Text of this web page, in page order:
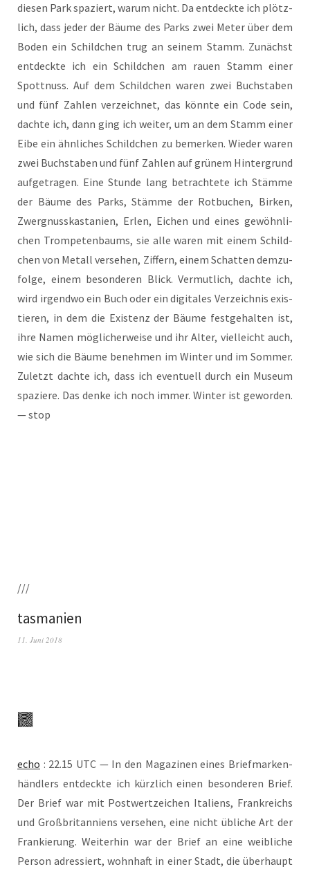
die­sen Park spa­ziert, war­um nicht. Da ent­deck­te ich plötz­
lich, dass jeder der Bäu­me des Parks zwei Meter über dem
Boden ein Schild­chen trug an sei­nem Stamm. Zunächst
ent­deck­te ich ein Schild­chen am rau­en Stamm einer
Spott­nuss. Auf dem Schild­chen waren zwei Buch­sta­ben
und fünf Zah­len ver­zeich­net, das könn­te ein Code sein,
dach­te ich, dann ging ich wei­ter, um an dem Stamm einer
Eibe ein ähn­li­ches Schild­chen zu bemer­ken. Wie­der waren
zwei Buch­sta­ben und fünf Zah­len auf grü­nem Hin­ter­grund
auf­ge­tra­gen. Eine Stun­de lang betrach­te­te ich Stäm­me
der Bäu­me des Parks, Stäm­me der Rot­bu­chen, Bir­ken,
Zwerg­nuss­kas­ta­ni­en, Erlen, Eichen und eines gewöhn­li­
chen Trom­pe­ten­baums, sie alle waren mit einem Schild­
chen von Metall ver­se­hen, Zif­fern, einem Schat­ten dem­zu­
fol­ge, einem beson­de­ren Blick. Ver­mut­lich, dach­te ich,
wird irgend­wo ein Buch oder ein digi­ta­les Ver­zeich­nis exis­
tie­ren, in dem die Exis­tenz der Bäu­me fest­ge­hal­ten ist,
ihre Namen mög­li­cher­wei­se und ihr Alter, viel­leicht auch,
wie sich die Bäu­me beneh­men im Win­ter und im Som­mer.
Zuletzt dach­te ich, dass ich even­tu­ell durch ein Muse­um
spa­zie­re. Das den­ke ich noch immer. Win­ter ist gewor­den.
— stop
///
tasmanien
11. Juni 2018
echo : 22.15 UTC — In den Maga­zi­nen eines Brief­mar­ken­
händ­lers ent­deck­te ich kürz­lich einen beson­de­ren Brief.
Der Brief war mit Post­wert­zei­chen Ita­li­ens, Frank­reichs
und Groß­bri­tan­ni­ens ver­se­hen, eine nicht übli­che Art der
Fran­kie­rung. Wei­ter­hin war der Brief an eine weib­li­che
Per­son adres­siert, wohn­haft in einer Stadt, die über­haupt